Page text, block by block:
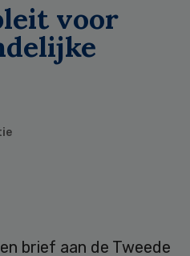
voor
brief aan de Tweede